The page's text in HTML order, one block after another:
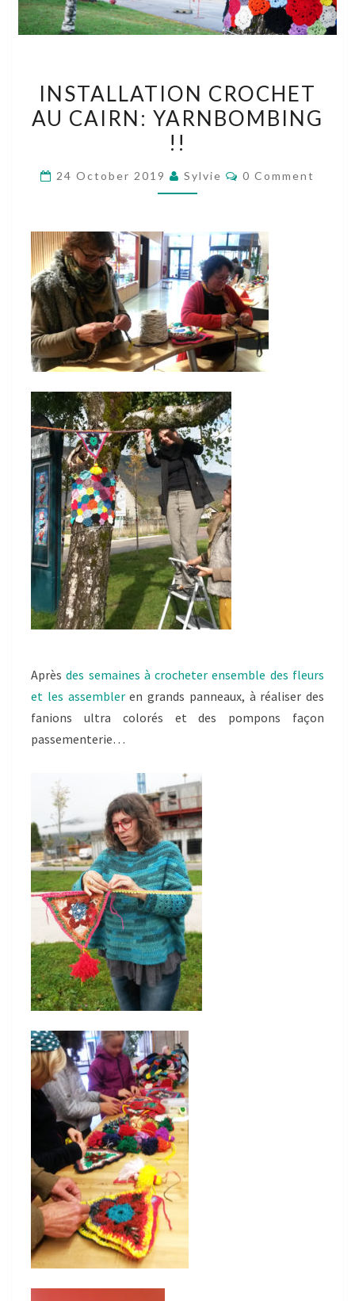
CROCHET
AU
CAIRN:
!!
INSTALLATION CROCHET
AU CAIRN: YARNBOMBING
!!
24 October 2019 Sylvie Comments
0 Comment
Aprèsdes semaines à crocheter ensemble des fleurs
et les assembleren grands panneaux, à réaliser des
fanions ultra colorés et des pompons façon
passementerie…